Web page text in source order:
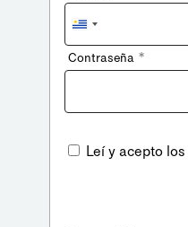
Uruguay
+598
Contraseña *
Leí y acepto los